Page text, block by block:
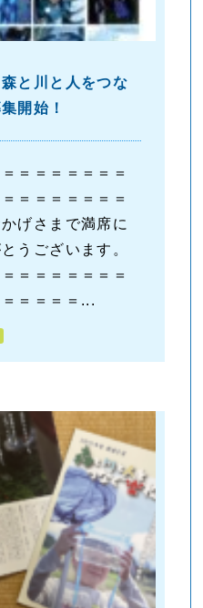
と川と人をつな
開始！
＝＝＝＝＝＝＝
＝＝＝＝＝＝＝
げさまで満席に
うございます。
＝＝＝＝＝＝＝
＝＝＝＝...